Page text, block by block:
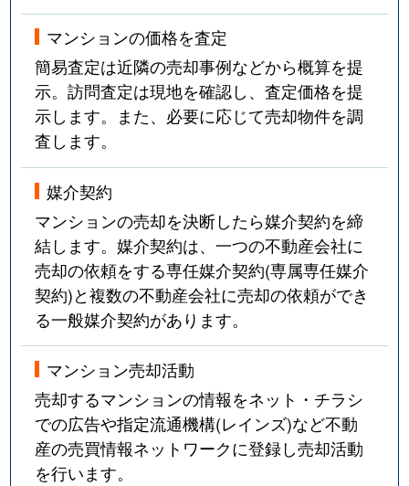
マンションの価格を査定
簡易査定は近隣の売却事例などから概算を提
示。訪問査定は現地を確認し、査定価格を提
示します。また、必要に応じて売却物件を調
査します。
媒介契約
マンションの売却を決断したら媒介契約を締
結します。媒介契約は、一つの不動産会社に
売却の依頼をする専任媒介契約(専属専任媒介
契約)と複数の不動産会社に売却の依頼ができ
る一般媒介契約があります。
マンション売却活動
売却するマンションの情報をネット・チラシ
での広告や指定流通機構(レインズ)など不動
産の売買情報ネットワークに登録し売却活動
を行います。